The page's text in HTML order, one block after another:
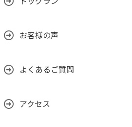
お客様の声
よくあるご質問
アクセス